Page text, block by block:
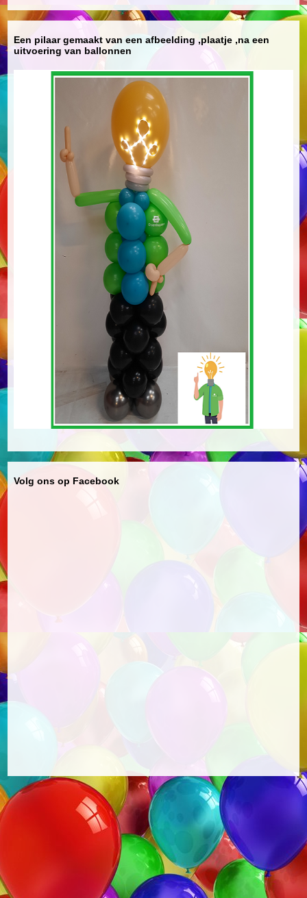
Een pilaar gemaakt van een afbeelding ,plaatje ,na een
uitvoering van ballonnen
Volg ons op Facebook